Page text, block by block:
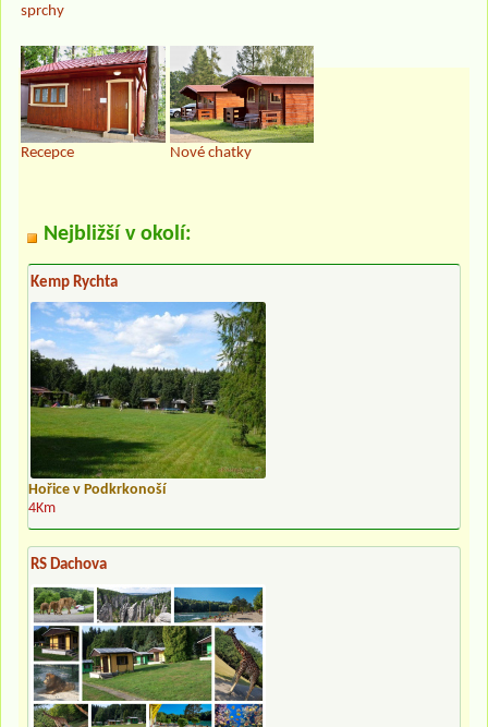
sprchy
Recepce Nové chatky
Nejbližší v okolí:
Kemp Rychta
Hořice v Podkrkonoší
4Km
RS Dachova